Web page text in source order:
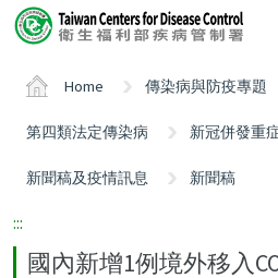
Center
block
Home 傳染病與防疫專題
第四類法定傳染病 新冠併發重
新聞稿及疫情訊息 新聞稿
:::
國內新增1例境外移入